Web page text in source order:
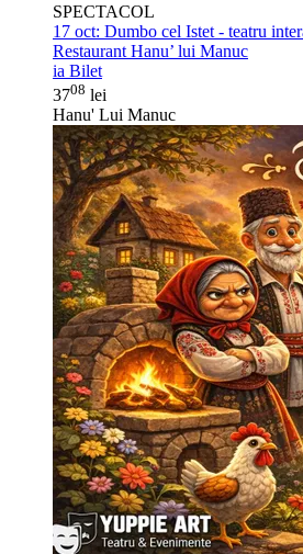
SPECTACOL
17 oct: Dumbo cel Istet - teatru
Restaurant Hanu’ lui Manuc
ia Bilet
3708 lei
Hanu' Lui Manuc